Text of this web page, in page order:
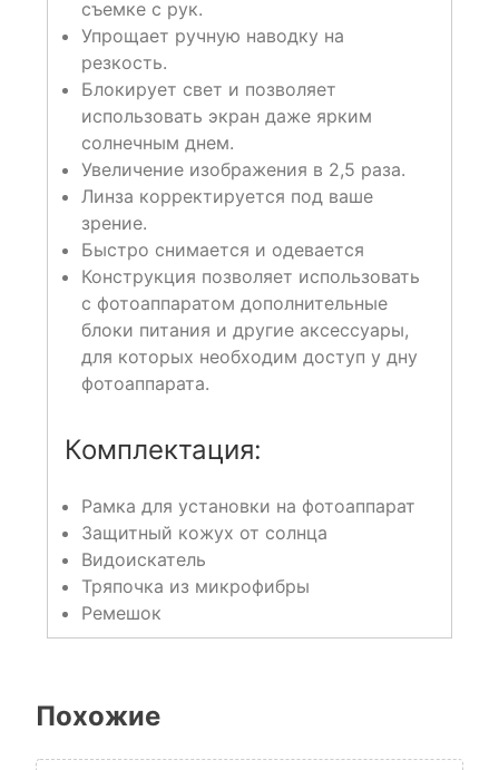
съемке с рук.
Упрощает ручную наводку на
резкость.
Блокирует свет и позволяет
использовать экран даже ярким
солнечным днем.
Увеличение изображения в 2,5 раза.
Линза корректируется под ваше
зрение.
Быстро снимается и одевается
Конструкция позволяет использовать
с фотоаппаратом дополнительные
блоки питания и другие аксессуары,
для которых необходим доступ у дну
фотоаппарата.
Комплектация:
Рамка для установки на фотоаппарат
Защитный кожух от солнца
Видоискатель
Тряпочка из микрофибры
Ремешок
Похожие